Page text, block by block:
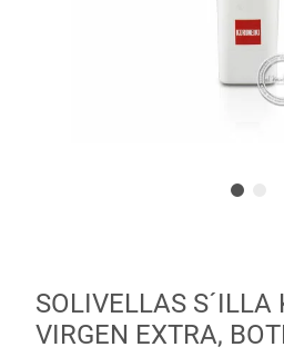
SOLIVELLAS S´ILLA
VIRGEN EXTRA,